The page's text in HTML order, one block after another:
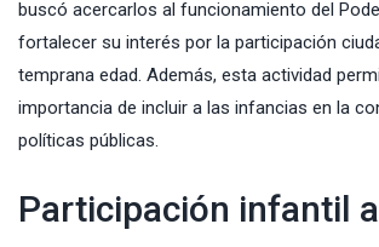
buscó acercarlos al funcionamiento del
fortalecer su interés por la participación
temprana edad. Además, esta actividad
importancia de incluir a las infancias en la
políticas públicas.
Participación infantil